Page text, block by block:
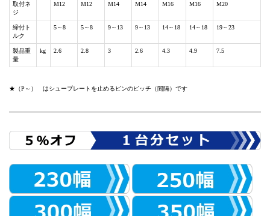
取付ネ
ジ
M12 M12 M14 M14 M16 M16 M20
締付ト
ルク
5～8 5～8 9～13 9～13 14～18 14～18 19～23
製品重
量
kg 2.6 2.8 3 2.6 4.3 4.9 7.5
★（P～） はシュープレートを止めるピンのピッチ（間隔）です